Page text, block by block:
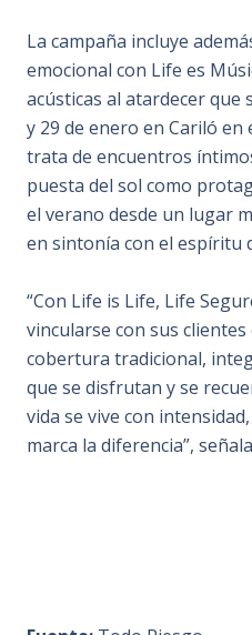
La campaña incluye
emocional con Life es
acústicas al atardecer que
y 29 de enero en Cariló en
trata de encuentros
puesta del sol como
el verano desde un lugar
en sintonía con el espíritu
“Con Life is Life, Life
vincularse con sus clientes
cobertura tradicional,
que se disfrutan y se
vida se vive con
marca la diferencia”,